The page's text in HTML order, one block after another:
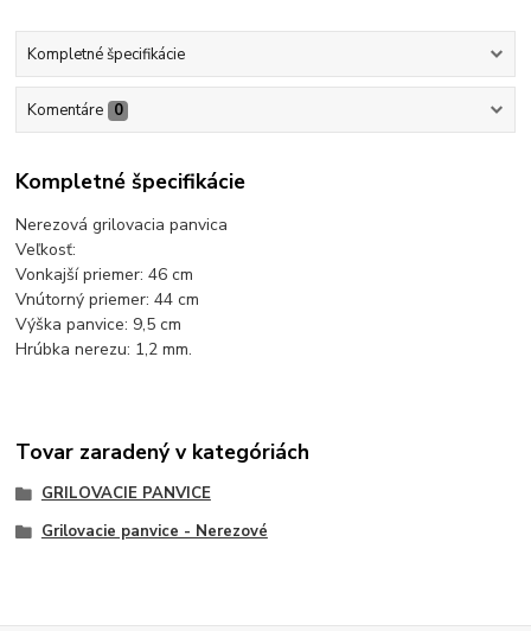
Kompletné špecifikácie
Komentáre 0
Kompletné špecifikácie
Nerezová grilovacia panvica
Veľkosť:
Vonkajší priemer: 46 cm
Vnútorný priemer: 44 cm
Výška panvice: 9,5 cm
Hrúbka nerezu: 1,2 mm.
Tovar zaradený v kategóriách
GRILOVACIE PANVICE
Grilovacie panvice - Nerezové